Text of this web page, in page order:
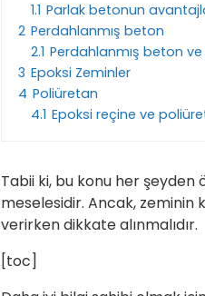
1.1 Parlak betonun
2 Perdahlanmış beton
2.1 Perdahlanmış beton
3 Epoksi Zeminler
4 Poliüretan
4.1 Epoksi reçine ve
Tabii ki, bu konu her şeyden
meselesidir. Ancak, zeminin
verirken dikkate alınmalıdır.
[toc]